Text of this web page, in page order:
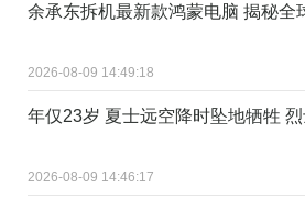
余承东拆机最新款鸿蒙电脑 揭秘全
2026-08-09 14:49:18
年仅23岁 夏士远空降时坠地牺牲
2026-08-09 14:46:17